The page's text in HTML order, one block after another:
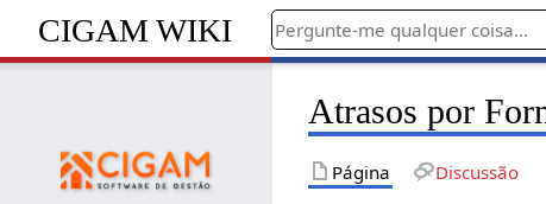
CIGAM WIKI
Atrasos por
Página Discussão